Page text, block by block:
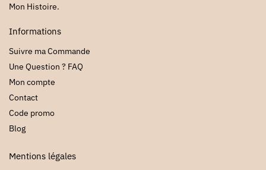
Mon Histoire.
Informations
Suivre ma Commande
Une Question ? FAQ
Mon compte
Contact
Code promo
Blog
Mentions légales